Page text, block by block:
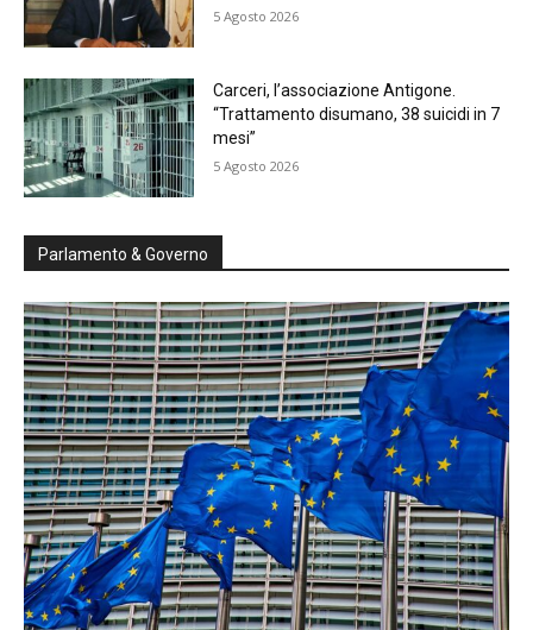
5 Agosto 2026
Carceri, l’associazione Antigone.
“Trattamento disumano, 38 suicidi in 7
mesi”
5 Agosto 2026
Parlamento & Governo